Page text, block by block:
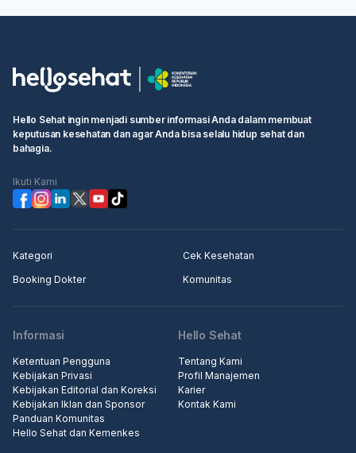
Hello Sehat ingin menjadi sumber informasi Anda dalam membuat
keputusan kesehatan dan agar Anda bisa selalu hidup sehat dan
bahagia.
Ikuti Kami
Kategori
Cek Kesehatan
Booking Dokter
Komunitas
Informasi
Ketentuan Pengguna
Kebijakan Privasi
Kebijakan Editorial dan Koreksi
Kebijakan Iklan dan Sponsor
Panduan Komunitas
Hello Sehat dan Kemenkes
Hello Sehat
Tentang Kami
Profil Manajemen
Karier
Kontak Kami